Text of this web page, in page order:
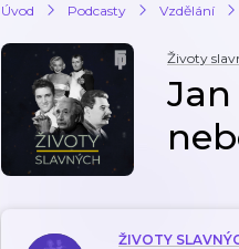
Úvod Podcasty Vzdělání
Životy
ŽIVOTY